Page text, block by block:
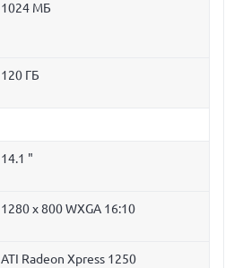
1024 МБ
120 ГБ
14.1 "
1280 x 800 WXGA 16:10
ATI Radeon Xpress 1250